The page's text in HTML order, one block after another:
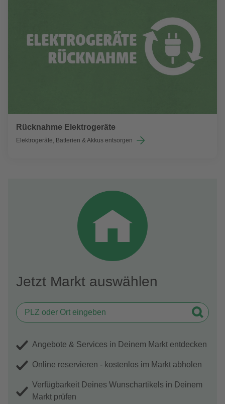
Rücknahme Elektrogeräte
Elektrogeräte, Batterien & Akkus entsorgen
Jetzt Markt auswählen
Angebote & Services in Deinem Markt entdecken
Online reservieren - kostenlos im Markt abholen
Verfügbarkeit Deines Wunschartikels in Deinem
Markt prüfen